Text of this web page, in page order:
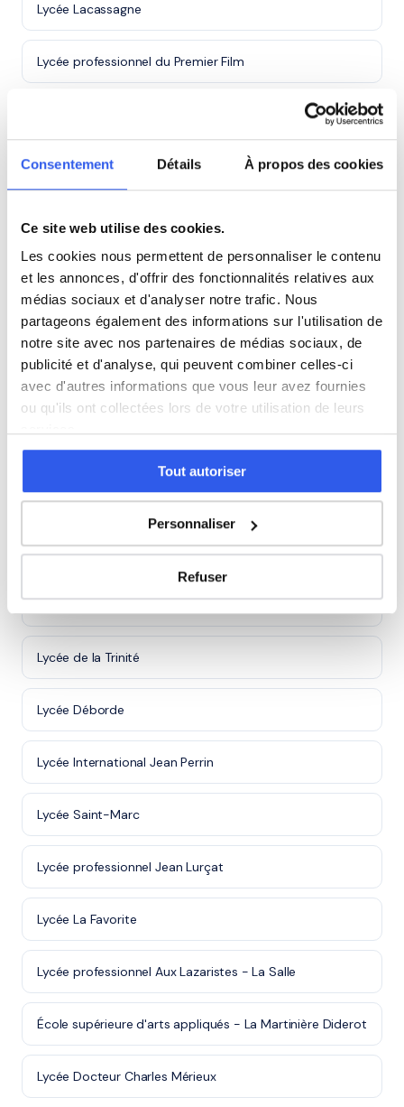
Consentement Détails À propos des cookies
Ce site web utilise des cookies.
Les cookies nous permettent de personnaliser le contenu
et les annonces, d'offrir des fonctionnalités relatives aux
médias sociaux et d'analyser notre trafic. Nous
partageons également des informations sur l'utilisation de
notre site avec nos partenaires de médias sociaux, de
publicité et d'analyse, qui peuvent combiner celles-ci
avec d'autres informations que vous leur avez fournies
ou qu'ils ont collectées lors de votre utilisation de leurs
Tout autoriser
Personnaliser
Refuser
Lycée Lacassagne
Lycée professionnel du Premier Film
Lycée La Xavière
Lycée La Martinière Duchère
Lycée ICOF
Lycée Juliette Récamier
Lycée Notre-Dame des Minimes - site Point du Jour
Lycée Assomption Bellevue - Pôle enseignement
supérieur
Lycée polyvalent Hector Guimard
Lycée de la Trinité
Lycée Déborde
Lycée International Jean Perrin
Lycée Saint-Marc
Lycée professionnel Jean Lurçat
Lycée La Favorite
Lycée professionnel Aux Lazaristes - La Salle
École supérieure d'arts appliqués - La Martinière Diderot
Lycée Docteur Charles Mérieux